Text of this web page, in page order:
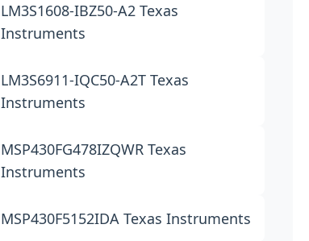
LM3S1608-IBZ50-A2Texas
Instruments
LM3S6911-IQC50-A2TTexas
Instruments
MSP430FG478IZQWRTexas
Instruments
MSP430F5152IDATexas Instruments